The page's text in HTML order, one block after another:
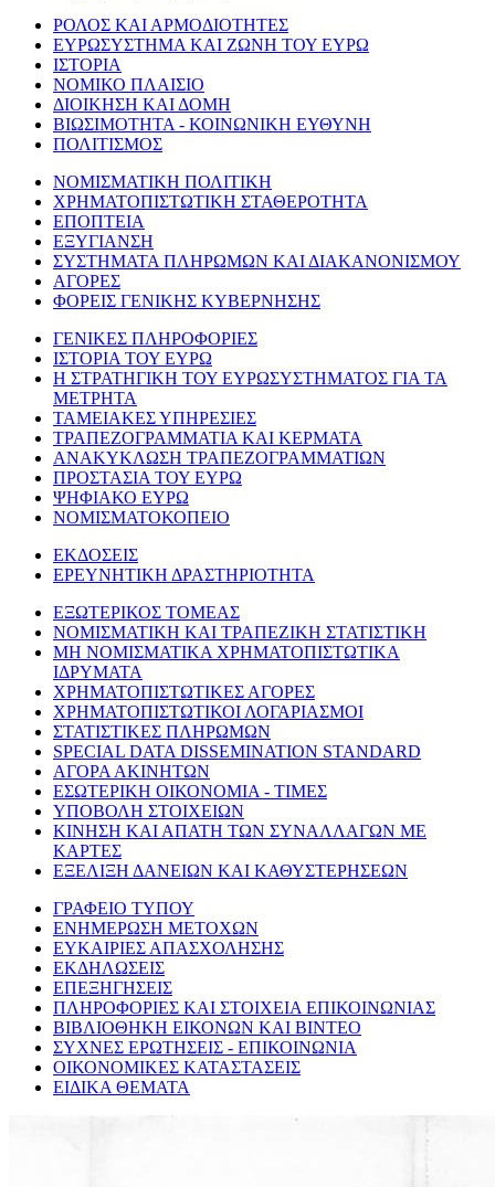
ΡΟΛΟΣ ΚΑΙ ΑΡΜΟΔΙΟΤΗΤΕΣ
ΕΥΡΩΣΥΣΤΗΜΑ ΚΑΙ ΖΩΝΗ ΤΟΥ ΕΥΡΩ
ΙΣΤΟΡΙΑ
ΝΟΜΙΚΟ ΠΛΑΙΣΙΟ
ΔΙΟΙΚΗΣΗ ΚΑΙ ΔΟΜΗ
ΒΙΩΣΙΜΟΤΗΤΑ - ΚΟΙΝΩΝΙΚΗ ΕΥΘΥΝΗ
ΠΟΛΙΤΙΣΜΟΣ
ΝΟΜΙΣΜΑΤΙΚΗ ΠΟΛΙΤΙΚΗ
ΧΡΗΜΑΤΟΠΙΣΤΩΤΙΚΗ ΣΤΑΘΕΡΟΤΗΤΑ
ΕΠΟΠΤΕΙΑ
ΕΞΥΓΙΑΝΣΗ
ΣΥΣΤΗΜΑΤΑ ΠΛΗΡΩΜΩΝ ΚΑΙ ΔΙΑΚΑΝΟΝΙΣΜΟΥ
ΑΓΟΡΕΣ
ΦΟΡΕΙΣ ΓΕΝΙΚΗΣ ΚΥΒΕΡΝΗΣΗΣ
ΓΕΝΙΚΕΣ ΠΛΗΡΟΦΟΡΙΕΣ
ΙΣΤΟΡΙΑ ΤΟΥ ΕΥΡΩ
Η ΣΤΡΑΤΗΓΙΚΗ ΤΟΥ ΕΥΡΩΣΥΣΤΗΜΑΤΟΣ ΓΙΑ ΤΑ
ΜΕΤΡΗΤΑ
ΤΑΜΕΙΑΚΕΣ ΥΠΗΡΕΣΙΕΣ
ΤΡΑΠΕΖΟΓΡΑΜΜΑΤΙΑ ΚΑΙ ΚΕΡΜΑΤΑ
ΑΝΑΚΥΚΛΩΣΗ ΤΡΑΠΕΖΟΓΡΑΜΜΑΤΙΩΝ
ΠΡΟΣΤΑΣΙΑ ΤΟΥ ΕΥΡΩ
ΨΗΦΙΑΚΟ ΕΥΡΩ
ΝΟΜΙΣΜΑΤΟΚΟΠΕΙΟ
ΕΚΔΟΣΕΙΣ
ΕΡΕΥΝΗΤΙΚΗ ΔΡΑΣΤΗΡΙΟΤΗΤΑ
ΕΞΩΤΕΡΙΚΟΣ ΤΟΜΕΑΣ
ΝΟΜΙΣΜΑΤΙΚΗ ΚΑΙ ΤΡΑΠΕΖΙΚΗ ΣΤΑΤΙΣΤΙΚΗ
ΜΗ ΝΟΜΙΣΜΑΤΙΚΑ ΧΡΗΜΑΤΟΠΙΣΤΩΤΙΚΑ
ΙΔΡΥΜΑΤΑ
ΧΡΗΜΑΤΟΠΙΣΤΩΤΙΚΕΣ ΑΓΟΡΕΣ
ΧΡΗΜΑΤΟΠΙΣΤΩΤΙΚΟΙ ΛΟΓΑΡΙΑΣΜΟΙ
ΣΤΑΤΙΣΤΙΚΕΣ ΠΛΗΡΩΜΩΝ
SPECIAL DATA DISSEMINATION STANDARD
ΑΓΟΡΑ ΑΚΙΝΗΤΩΝ
ΕΣΩΤΕΡΙΚΗ ΟΙΚΟΝΟΜΙΑ - ΤΙΜΕΣ
ΥΠΟΒΟΛΗ ΣΤΟΙΧΕΙΩΝ
ΚΙΝΗΣΗ ΚΑΙ ΑΠΑΤΗ ΤΩΝ ΣΥΝΑΛΛΑΓΩΝ ΜΕ
ΚΑΡΤΕΣ
ΕΞΕΛΙΞΗ ΔΑΝΕΙΩΝ ΚΑΙ ΚΑΘΥΣΤΕΡΗΣΕΩΝ
ΓΡΑΦΕΙΟ ΤΥΠΟΥ
ΕΝΗΜΕΡΩΣΗ ΜΕΤΟΧΩΝ
ΕΥΚΑΙΡΙΕΣ ΑΠΑΣΧΟΛΗΣΗΣ
ΕΚΔΗΛΩΣΕΙΣ
ΕΠΕΞΗΓΗΣΕΙΣ
ΠΛΗΡΟΦΟΡΙΕΣ ΚΑΙ ΣΤΟΙΧΕΙΑ ΕΠΙΚΟΙΝΩΝΙΑΣ
ΒΙΒΛΙΟΘΗΚΗ ΕΙΚΟΝΩΝ ΚΑΙ ΒΙΝΤΕΟ
ΣΥΧΝΕΣ ΕΡΩΤΗΣΕΙΣ - ΕΠΙΚΟΙΝΩΝΙΑ
ΟΙΚΟΝΟΜΙΚΕΣ ΚΑΤΑΣΤΑΣΕΙΣ
ΕΙΔΙΚΑ ΘΕΜΑΤΑ